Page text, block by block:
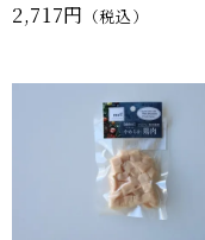
2,717円 （税込）